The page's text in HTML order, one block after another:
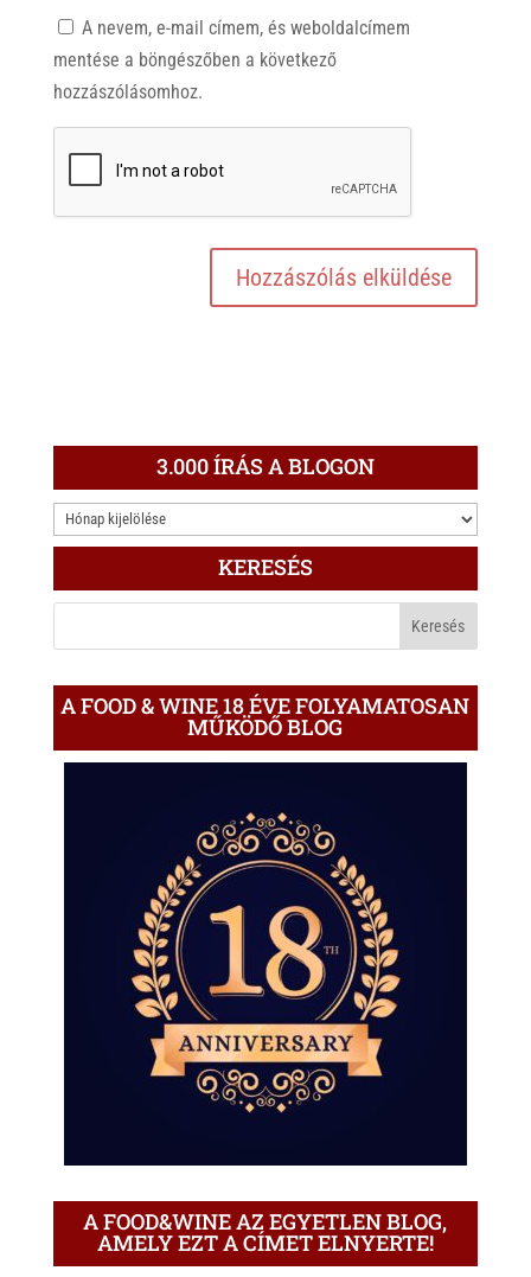
A nevem, e-mail címem, és weboldalcímem
mentése a böngészőben a következő
hozzászólásomhoz.
3.000 ÍRÁS A BLOGON
3.000
ÍRÁS
KERESÉS
A FOOD & WINE 18 ÉVE FOLYAMATOSAN
MŰKÖDŐ BLOG
A FOOD&WINE AZ EGYETLEN BLOG,
AMELY EZT A CÍMET ELNYERTE!